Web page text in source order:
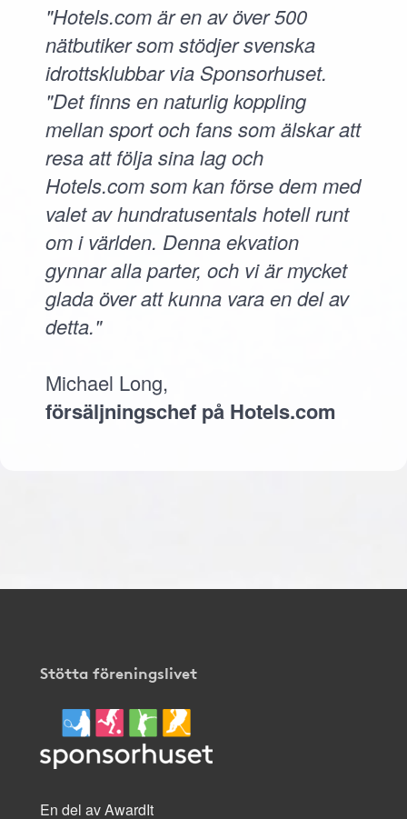
"Hotels.com är en av över 500
nätbutiker som stödjer svenska
idrottsklubbar via Sponsorhuset.
"Det finns en naturlig koppling
mellan sport och fans som älskar att
resa att följa sina lag och
Hotels.com som kan förse dem med
valet av hundratusentals hotell runt
om i världen. Denna ekvation
gynnar alla parter, och vi är mycket
glada över att kunna vara en del av
detta."
Michael Long,
försäljningschef på Hotels.com
Stötta föreningslivet
En del av AwardIt